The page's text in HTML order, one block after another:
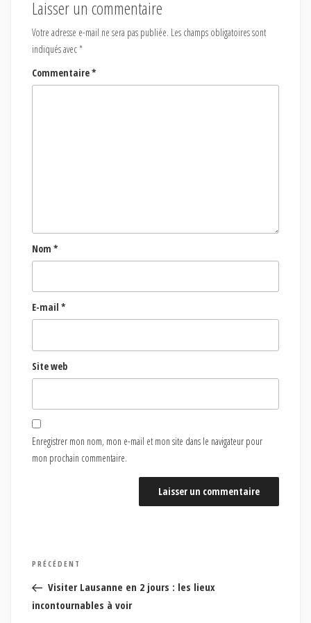
Laisser un commentaire
Votre adresse e-mail ne sera pas publiée. Les champs obligatoires sont
indiqués avec*
Commentaire*
Nom *
E-mail *
Site web
Enregistrer mon nom, mon e-mail et mon site dans le navigateur pour
mon prochain commentaire.
Navigation
de
l’article
Article
précédent
PRÉCÉDENT
Visiter Lausanne en 2 jours : les lieux
incontournables à voir